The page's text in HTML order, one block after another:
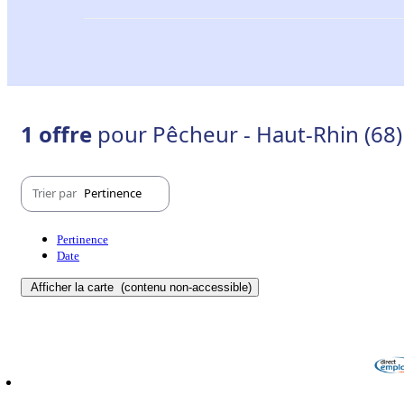
1 offre pour Pêcheur - Haut-Rhin (68)
Trier par Pertinence
Pertinence
Date
Afficher la carte (contenu non-accessible)